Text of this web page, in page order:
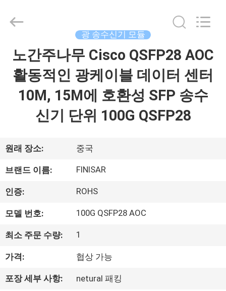
집
우
리
에
대
공
2026
Dongguan
Reserved.
광 송수신기 모듈
노간주나무 Cisco QSFP28 AOC
활동적인 광케이블 데이터 센터
10M, 15M에 호환성 SFP 송수
신기 단위 100G QSFP28
원래 장소: 중국
브랜드 이름: FINISAR
인증: ROHS
모델 번호: 100G QSFP28 AOC
최소 주문 수량: 1
가격: 협상 가능
포장 세부 사항: netural 패킹